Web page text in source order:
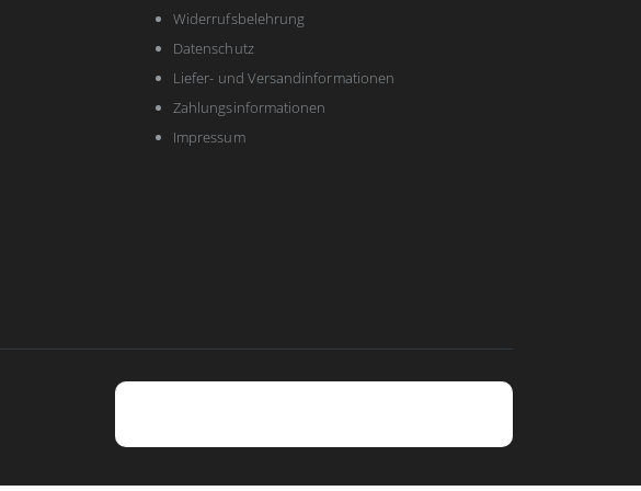
Widerrufsbelehrung
Datenschutz
Liefer- und Versandinformationen
Zahlungsinformationen
Impressum